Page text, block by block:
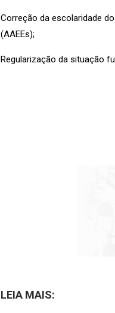
Correção da escolaridade
(AAEEs);
Regularização da situação
LEIA MAIS: